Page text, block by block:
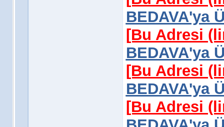
BEDAVA'ya
[Bu Adresi
BEDAVA'ya
[Bu Adresi
BEDAVA'ya
[Bu Adresi